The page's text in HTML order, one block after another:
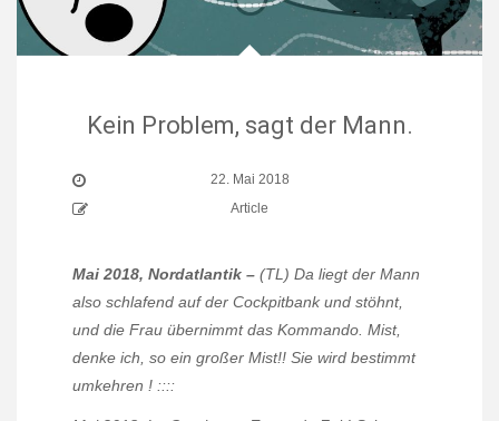
Kein Problem, sagt der Mann.
22. Mai 2018
Article
Mai 2018, Nordatlantik – (TL) Da liegt der Mann
also schlafend auf der Cockpitbank und stöhnt,
und die Frau übernimmt das Kommando. Mist,
denke ich, so ein großer Mist!! Sie wird bestimmt
umkehren ! ::::